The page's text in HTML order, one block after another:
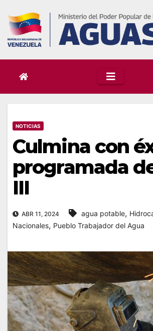
content
NOTICIAS
Culmina con
programada
III
ABR 11, 2024 agua potable,
Nacionales, Pueblo Trabajador del Agua